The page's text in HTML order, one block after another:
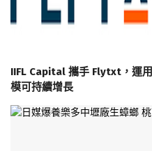
IIFL Capital 攜手 Flytxt，運
模可持續增長